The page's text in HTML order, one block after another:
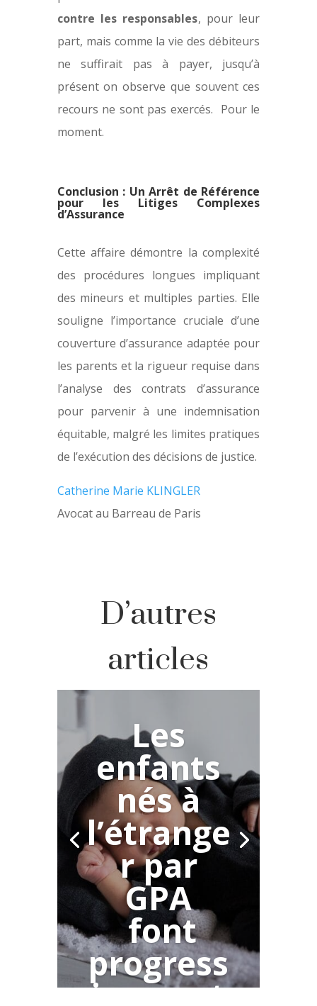
contre les responsables, pour leur
part, mais comme la vie des débiteurs
ne suffirait pas à payer, jusqu’à
présent on observe que souvent ces
recours ne sont pas exercés. Pour le
moment.
Conclusion : Un Arrêt de Référence
pour les Litiges Complexes
d’Assurance
Cette affaire démontre la complexité
des procédures longues impliquant
des mineurs et multiples parties. Elle
souligne l’importance cruciale d’une
couverture d’assurance adaptée pour
les parents et la rigueur requise dans
l’analyse des contrats d’assurance
pour parvenir à une indemnisation
équitable, malgré les limites pratiques
de l’exécution des décisions de justice.
Catherine Marie KLINGLER
Avocat au Barreau de Paris
D’autres
articles
Les
enfants
nés à
l’étrange
r par
GPA
font
progress
ivement